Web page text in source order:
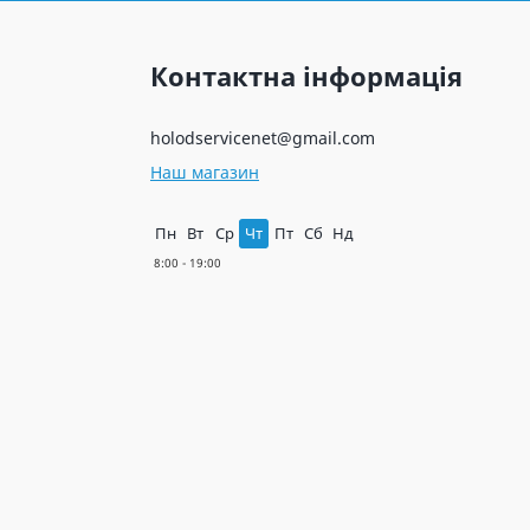
Контактна інформація
holodservicenet@gmail.com
Наш магазин
Пн Вт Ср Чт Пт Сб Нд